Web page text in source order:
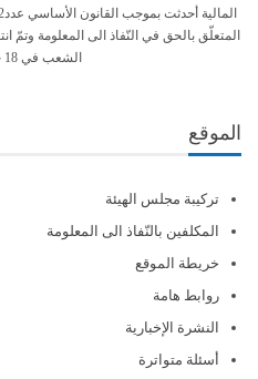
المتعلّق بالحق في النّفاذ الى المعلومة
الشعب في 18 جويلية 2017
الموقع
تركيبة مجلس الهيئة
المكلفين بالنّفاذ الى المعلومة
خريطة الموقع
روابط هامة
النشرة الإخبارية
أسئلة متواترة